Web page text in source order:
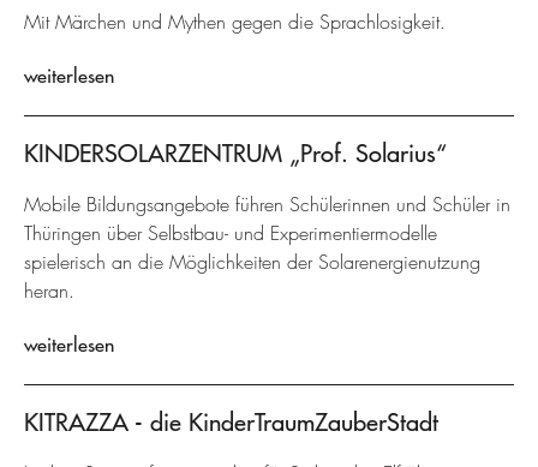
Mit Märchen und Mythen gegen die Sprachlosigkeit.
weiterlesen
KINDERSOLARZENTRUM „Prof. Solarius“
Mobile Bildungsangebote führen Schülerinnen und Schüler in
Thüringen über Selbstbau- und Experimentiermodelle
spielerisch an die Möglichkeiten der Solarenergienutzung
heran.
weiterlesen
KITRAZZA - die KinderTraumZauberStadt